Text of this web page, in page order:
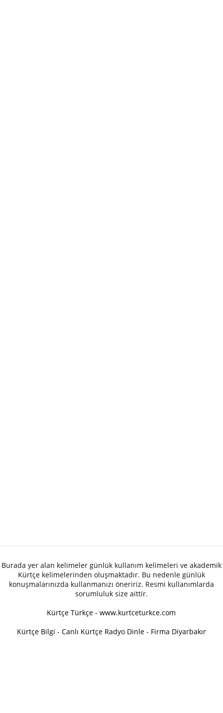
Burada yer alan kelimeler günlük kullanım kelimeleri ve akademik
Kürtçe kelimelerinden oluşmaktadır. Bu nedenle günlük
konuşmalarınızda kullanmanızı öneririz. Resmi kullanımlarda
sorumluluk size aittir.
Kürtçe Türkçe - www.kurtceturkce.com
Kürtçe Bilgi - Canlı Kürtçe Radyo Dinle - Firma Diyarbakır